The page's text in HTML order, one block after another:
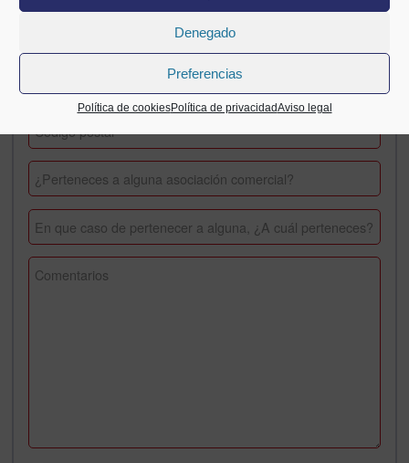
Denegado
Preferencias
Política de cookiesPolítica de privacidadAviso legal